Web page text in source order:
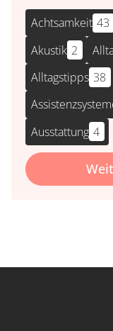
Achtsamkeit 43
Akustik 2
Alltagstipps 38
Ausstattung 4